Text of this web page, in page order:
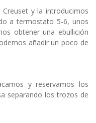
y la introducimos
a termostato 5-6, unos
obtener una ebullición
añadir un poco de
y reservamos los
separando los trozos de